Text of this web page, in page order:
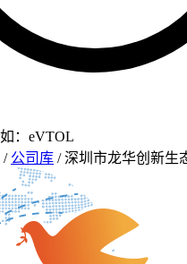
：eVTOL
/ 公司库 / 深圳市龙华创新生